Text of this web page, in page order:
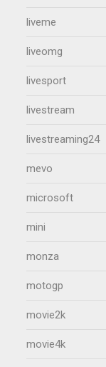
liveme
liveomg
livesport
livestream
livestreaming24
mevo
microsoft
mini
monza
motogp
movie2k
movie4k